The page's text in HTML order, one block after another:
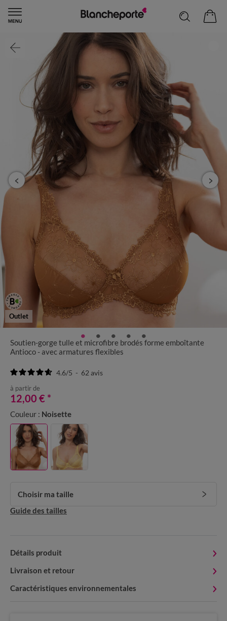
Outlet
Soutien-gorge tulle et microfibre brodés forme emboîtante
Antioco - avec armatures flexibles
4.6/5 - 62 avis
à partir de
12,00 € *
Couleur : Noisette
Choisir ma taille
Guide des tailles
Détails produit
Livraison et retour
Caractéristiques environnementales